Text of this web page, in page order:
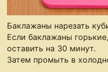
Баклажаны нарезать
Если баклажаны
оставить на 30 минут.
Затем промыть в